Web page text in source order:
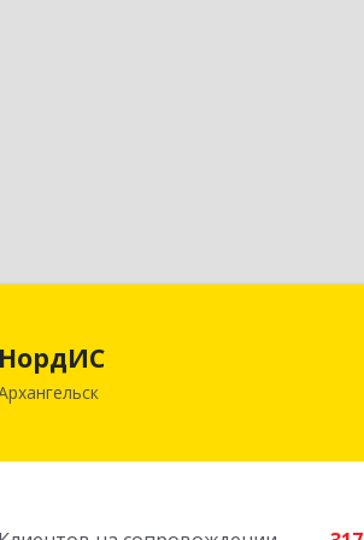
НордИС
Архангельск г, Гайдара ул, дом № 55,